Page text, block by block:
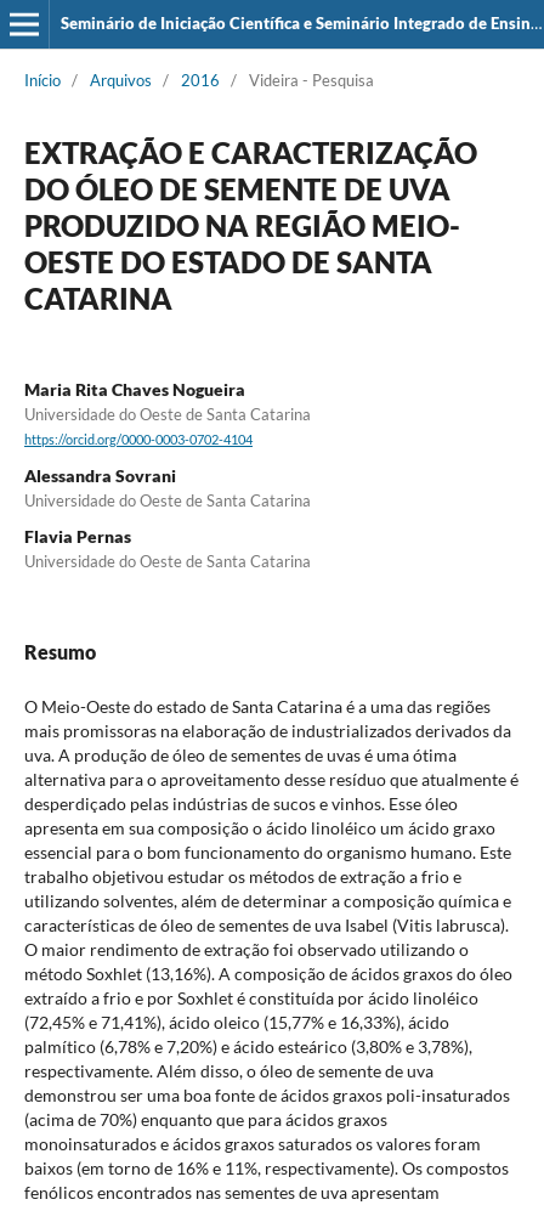
Seminário de Iniciação Científica e Seminário Integrado de Ensino, Pesquisa e Extensão (SIEPE)
Início / Arquivos / 2016 / Videira - Pesquisa
EXTRAÇÃO E CARACTERIZAÇÃO
DO ÓLEO DE SEMENTE DE UVA
PRODUZIDO NA REGIÃO MEIO-
OESTE DO ESTADO DE SANTA
CATARINA
Maria Rita Chaves Nogueira
Universidade do Oeste de Santa Catarina
https://orcid.org/0000-0003-0702-4104
Alessandra Sovrani
Universidade do Oeste de Santa Catarina
Flavia Pernas
Universidade do Oeste de Santa Catarina
Resumo
O Meio-Oeste do estado de Santa Catarina é a uma das regiões
mais promissoras na elaboração de industrializados derivados da
uva. A produção de óleo de sementes de uvas é uma ótima
alternativa para o aproveitamento desse resíduo que atualmente é
desperdiçado pelas indústrias de sucos e vinhos. Esse óleo
apresenta em sua composição o ácido linoléico um ácido graxo
essencial para o bom funcionamento do organismo humano. Este
trabalho objetivou estudar os métodos de extração a frio e
utilizando solventes, além de determinar a composição química e
características de óleo de sementes de uva Isabel (Vitis labrusca).
O maior rendimento de extração foi observado utilizando o
método Soxhlet (13,16%). A composição de ácidos graxos do óleo
extraído a frio e por Soxhlet é constituída por ácido linoléico
(72,45% e 71,41%), ácido oleico (15,77% e 16,33%), ácido
palmítico (6,78% e 7,20%) e ácido esteárico (3,80% e 3,78%),
respectivamente. Além disso, o óleo de semente de uva
demonstrou ser uma boa fonte de ácidos graxos poli-insaturados
(acima de 70%) enquanto que para ácidos graxos
monoinsaturados e ácidos graxos saturados os valores foram
baixos (em torno de 16% e 11%, respectivamente). Os compostos
fenólicos encontrados nas sementes de uva apresentam